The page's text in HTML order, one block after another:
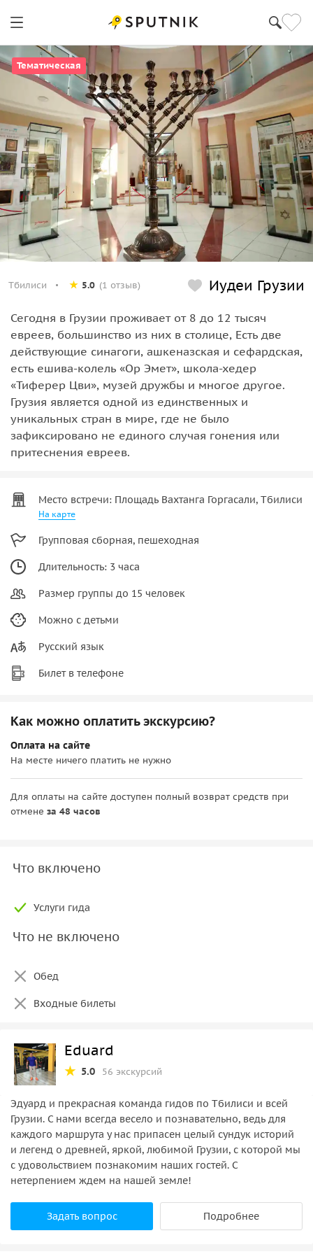
Тематическая
Тбилиси 5.0 (1 отзыв) Иудеи Грузии
Сегодня в Грузии проживает от 8 до 12 тысяч
евреев, большинство из них в столице, Есть две
действующие синагоги, ашкеназская и сефардская,
есть ешива-колель «Ор Эмет», школа-хедер
«Тиферер Цви», музей дружбы и многое другое.
Грузия является одной из единственных и
уникальных стран в мире, где не было
зафиксировано не единого случая гонения или
притеснения евреев.
Место встречи: Площадь Вахтанга Горгасали, Тбилиси
На карте
Групповая сборная, пешеходная
Длительность: 3 часа
Размер группы до 15 человек
Можно с детьми
Русский язык
Билет в телефоне
Как можно оплатить экскурсию?
Оплата на сайте
На месте ничего платить не нужно
Для оплаты на сайте доступен полный возврат средств при
отмене за 48 часов
Что включено
Услуги гида
Что не включено
Обед
Входные билеты
Eduard
5.0 56 экскурсий
Эдуард и прекрасная команда гидов по Тбилиси и всей
Грузии. С нами всегда весело и познавательно, ведь для
каждого маршрута у нас припасен целый сундук историй
и легенд о древней, яркой, любимой Грузии, с которой мы
с удовольствием познакомим наших гостей. С
нетерпением ждем на нашей земле!
Задать вопрос Подробнее